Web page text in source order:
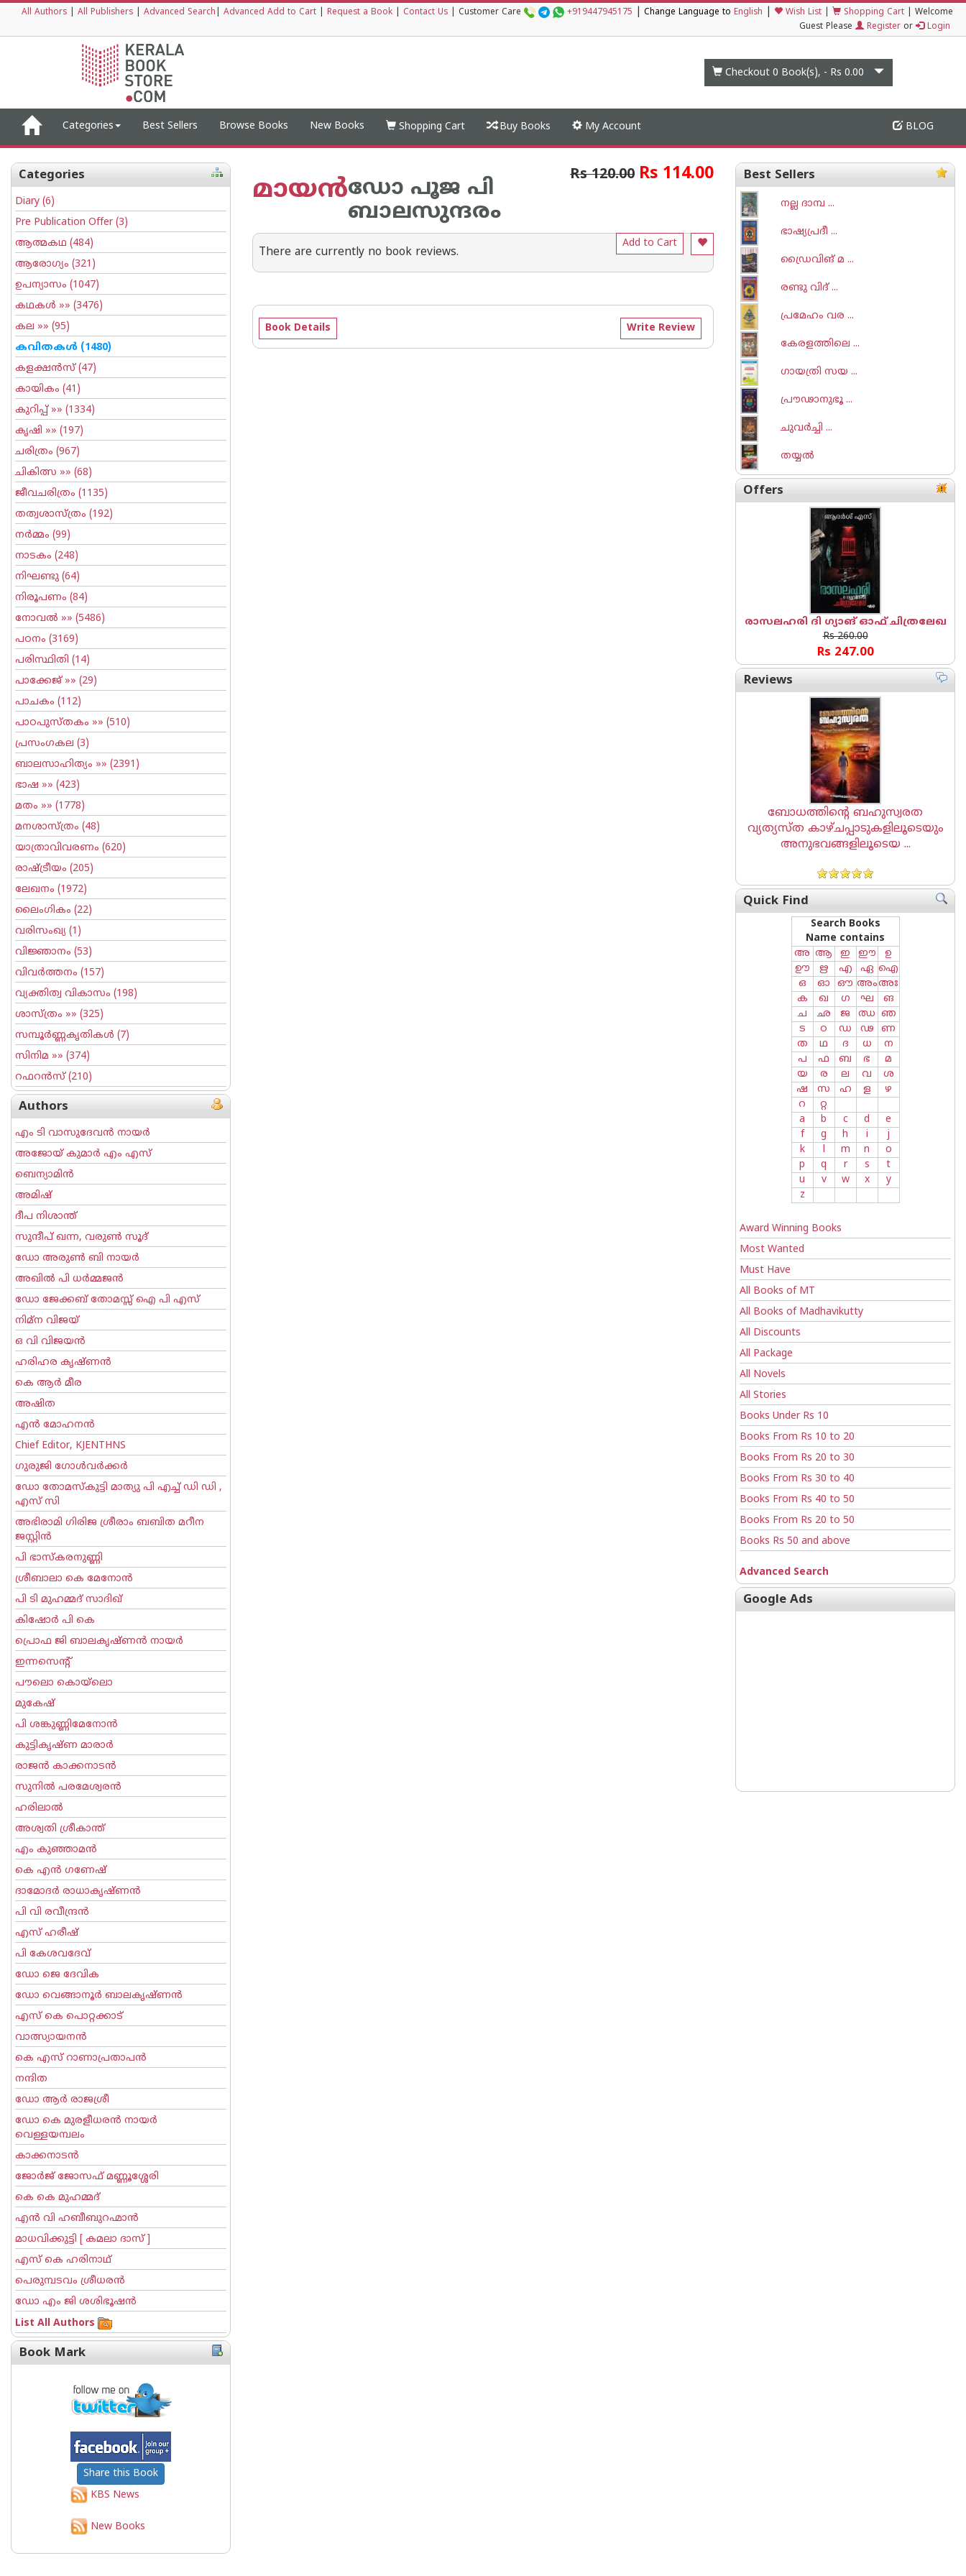
All Authors All Publishers Advanced Search Advanced Add to Cart Request a Book Contact Us Customer Care +919447945175 Change Language to English Wish List Shopping Cart
Welcome
Guest Please
Register or Login
Checkout 0 Book(s), - Rs 0.00
Categories Best Sellers Browse Books New Books Shopping Cart Buy Books My Account BLOG
Categories
Diary (6)
Pre Publication Offer(3)
ആത്മകഥ (484)
ആരോഗ്യം (321)
ഉപന്യാസം (1047)
കഥകള്‍ »» (3476)
കല »» (95)
കവിതകള്‍ (1480)
കളക്ഷന്‍സ്(47)
കായികം (41)
കുറിപ്പ്‌ »» (1334)
കൃഷി »» (197)
ചരിത്രം (967)
ചികിത്സ »» (68)
ജീവചരിത്രം (1135)
തത്വശാസ്ത്രം (192)
നര്‍മ്മം (99)
നാടകം (248)
നിഘണ്ടു (64)
നിരൂപണം (84)
നോവല്‍ »» (5486)
പഠനം (3169)
പരിസ്ഥിതി (14)
പാക്കേജ് »» (29)
പാചകം (112)
പാഠപുസ്തകം »» (510)
പ്രസംഗകല (3)
ബാലസാഹിത്യം »» (2391)
ഭാഷ »» (423)
മതം »» (1778)
മനശാസ്ത്രം (48)
യാത്രാവിവരണം (620)
രാഷ്ട്രീയം (205)
ലേഖനം (1972)
ലൈംഗികം (22)
വരിസംഖ്യ (1)
വിജ്ഞാനം (53)
വിവര്‍ത്തനം (157)
വ്യക്തിത്വ വികാസം (198)
ശാസ്ത്രം »» (325)
സമ്പൂര്‍ണ്ണകൃതികള്‍ (7)
സിനിമ »» (374)
റഫറന്‍സ്(210)
Authors
എം ടി വാസുദേവന്‍ നായര്‍
അജോയ് കുമാര്‍ എം എസ്
ബെന്യാമിന്‍
അമിഷ്
ദീപ നിശാന്ത്
സുന്ദീപ് ഖന്ന, വരുൺ സൂദ്
ഡോ അരുണ്‍ ബി നായര്‍
അഖില്‍ പി ധര്‍മ്മജന്‍
ഡോ ജേക്കബ് തോമസ്സ് ഐ പി എസ്
നിമ്ന വിജയ്
ഒ വി വിജയന്‍
ഹരിഹര കൃഷ്ണൻ
കെ ആര്‍ മീര
അഷിത
എന്‍ മോഹനന്‍
Chief Editor, KJENTHNS
ഗുരുജി ഗോള്‍‌വര്‍ക്കര്‍
ഡോ തോമസ്കുട്ടി മാത്യു പി എച്ച് ഡി ഡി ,
എസ് സി
അഭിരാമി ഗിരിജ ശ്രീരാം ബബിത മറീന
ജസ്റ്റിന്‍
പി ഭാസ്കരനുണ്ണി
ശ്രീബാലാ കെ മേനോന്‍
പി ടി മുഹമ്മദ് സാദിഖ്‌
കിഷോർ പി കെ
പ്രൊഫ ജി ബാലകൃഷ്ണന്‍ നായര്‍
ഇന്നസെന്റ്‌
പൗലൊ കൊയ്ലൊ
മുകേഷ്
പി ശങ്കുണ്ണിമേനോന്‍
കുട്ടികൃഷ്ണ മാരാര്‍
രാജന്‍ കാക്കനാടന്‍
സുനില്‍ പരമേശ്വരന്‍
ഹരിലാല്‍
അശ്വതി ശ്രീകാന്ത്
എം കുഞ്ഞാമന്‍
കെ എന്‍ ഗണേഷ്
ദാമോദർ രാധാകൃഷ്ണൻ
പി വി രവീന്ദ്രന്‍
എസ് ഹരീഷ്
പി കേശവദേവ്‌
ഡോ ജെ ദേവിക
ഡോ വെങ്ങാനൂര്‍ ബാലകൃഷ്ണന്‍
എസ്‌ കെ പൊറ്റക്കാട്‌
വാത്സ്യായനന്‍
കെ എസ് റാണാപ്രതാപന്‍
നന്ദിത
ഡോ ആര്‍ രാജശ്രീ
ഡോ കെ മുരളീധരന്‍ നായര്‍
വെള്ളയമ്പലം
കാക്കനാടന്‍
ജോര്‍ജ് ജോസഫ് മണ്ണൂശ്ശേരി
കെ കെ മുഹമ്മദ്
എന്‍ വി ഹബീബുറഹ്മാന്‍
മാധവിക്കുട്ടി [ കമലാ ദാസ് ]
എസ് കെ ഹരിനാഥ്
പെരുമ്പടവം ശ്രീധര‌ന്‍
ഡോ എം ജി ശശിഭൂഷന്‍
List All Authors
Book Mark
Share this Book
KBS News
New Books
മായൻഡോ പൂജ പി
ബാലസുന്ദരം
Rs 120.00 Rs 114.00
Add to Cart
There are currently no book reviews.
Write Review
Book Details
Best Sellers
നല്ല ദാമ്പ ...
ഭാഷ്യപ്രദീ ...
ഡ്രൈവിങ് മ ...
രണ്ടു വിദ് ...
പ്രമേഹം വര ...
കേരളത്തിലെ ...
ഗായത്രി സയ ...
പ്രൗഢാനുഭൂ ...
ചുവര്‍ച്ചി ...
തയ്യല്‍
Offers
രാസലഹരി ദി ഗ്യാങ് ഓഫ് ചിത്രലേഖ
Rs 260.00
Rs 247.00
Reviews
ബോധത്തിന്റെ ബഹുസ്വരത
വ്യത്യസ്ത കാഴ്ചപ്പാടുകളിലൂടെയും
അനുഭവങ്ങളിലൂടെയ ...
Quick Find
Search Books
Name contains
അ ആ ഇ ഈ
ഉ
ഊ
ഋ എ ഏ ഐ
ഒ
ഓ ഔ അംഅഃ
ക
ഖ ഗ ഘ
ങ
ച
ഛ ജ ഝ ഞ
ട
ഠ ഡ ഢ
ണ
ത
ഥ ദ ധ
ന
പ
ഫ ബ ഭ
മ
യ
ര ല വ
ശ
ഷ
സ ഹ ള
ഴ
റ
റ്റ
a
b c d
e
f
g h i
j
k
l m n
o
p
q r s
t
u
v w x
y
z
Award Winning Books
Most Wanted
Must Have
All Books of MT
All Books of Madhavikutty
All Discounts
All Package
All Novels
All Stories
Books Under Rs 10
Books From Rs 10 to 20
Books From Rs 20 to 30
Books From Rs 30 to 40
Books From Rs 40 to 50
Books From Rs 20 to 50
Books Rs 50 and above
Advanced Search
Google Ads